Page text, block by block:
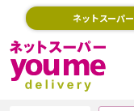
ネットスーパー